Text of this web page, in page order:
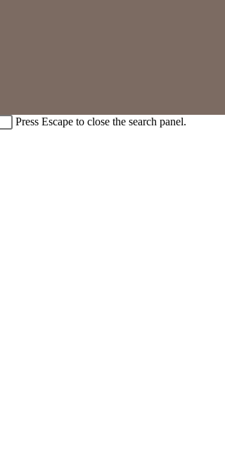
Press Escape to close the search panel.